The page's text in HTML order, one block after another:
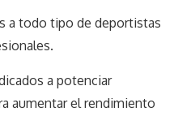
a todo tipo de deportistas
a potenciar
aumentar el rendimiento